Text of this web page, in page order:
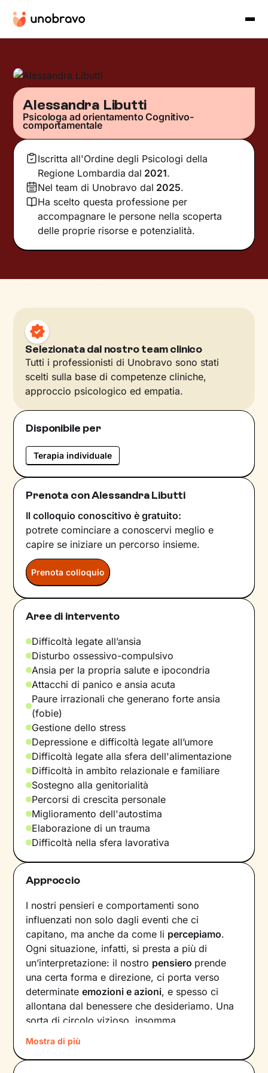
Alessandra Libutti
Psicologa ad orientamento Cognitivo-
comportamentale
Iscritta all'Ordine degli Psicologi della
Regione Lombardia dal 2021.
Nel team di Unobravo dal 2025.
Ha scelto questa professione per
accompagnare le persone nella scoperta
delle proprie risorse e potenzialità.
Selezionata dal nostro team clinico
Tutti i professionisti di Unobravo sono stati
scelti sulla base di competenze cliniche,
approccio psicologico ed empatia.
Disponibile per
Terapia individuale
Prenota con Alessandra Libutti
Il colloquio conoscitivo è gratuito:
potrete cominciare a conoscervi meglio e
capire se iniziare un percorso insieme.
Prenota colloquio
Aree di intervento
Difficoltà legate all’ansia
Disturbo ossessivo-compulsivo
Ansia per la propria salute e ipocondria
Attacchi di panico e ansia acuta
Paure irrazionali che generano forte ansia
(fobie)
Gestione dello stress
Depressione e difficoltà legate all’umore
Difficoltà legate alla sfera dell'alimentazione
Difficoltà in ambito relazionale e familiare
Sostegno alla genitorialità
Percorsi di crescita personale
Miglioramento dell'autostima
Elaborazione di un trauma
Difficoltà nella sfera lavorativa
Approccio
I nostri pensieri e comportamenti sono
influenzati non solo dagli eventi che ci
capitano, ma anche da come li percepiamo.
Ogni situazione, infatti, si presta a più di
un’interpretazione: il nostro pensiero prende
una certa forma e direzione, ci porta verso
determinateemozioni e azioni, e spesso ci
allontana dal benessere che desideriamo. Una
sorta di circolo vizioso, insomma.
Si può interrompere questo circuito,
innescando uncambiamento che porti a una
Mostra di più